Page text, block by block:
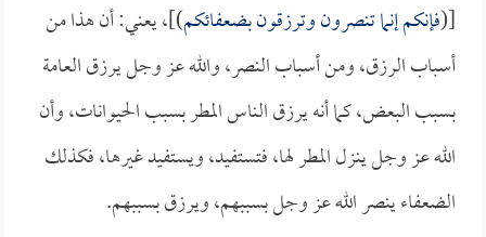
[(فإنكم إنما تنصرون وترزقون بضعفائكم)]، يعني: أن هذا من
أسباب الرزق، ومن أسباب النصر، والله عز وجل يرزق العامة
بسبب البعض، كما أنه يرزق الناس المطر بسبب الحيوانات، وأن
الله عز وجل ينزل المطر لها، فتستفيد، ويستفيد غيرها، فكذلك
الضعفاء ينصر الله عز وجل بسببهم، ويرزق بسببهم.